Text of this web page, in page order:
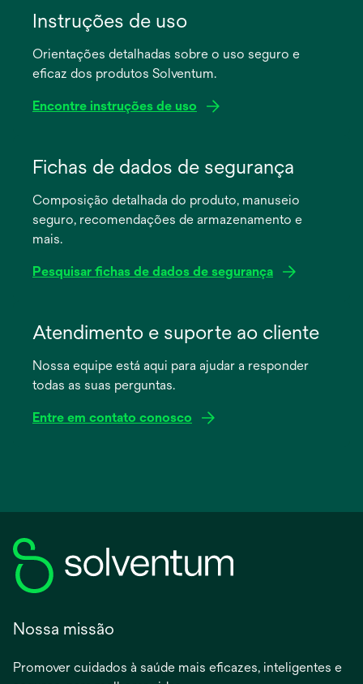
Instruções de uso
Orientações detalhadas sobre o uso seguro e
eficaz dos produtos Solventum.
Encontre instruções de uso
nova
guia
Fichas de dados de segurança
Composição detalhada do produto, manuseio
seguro, recomendações de armazenamento e
mais.
Pesquisar fichas de dados de segurança
nova
guia
Atendimento e suporte ao cliente
Nossa equipe está aqui para ajudar a responder
todas as suas perguntas.
Entre em contato conosco
Nossa missão
Promover cuidados à saúde mais eficazes, inteligentes e